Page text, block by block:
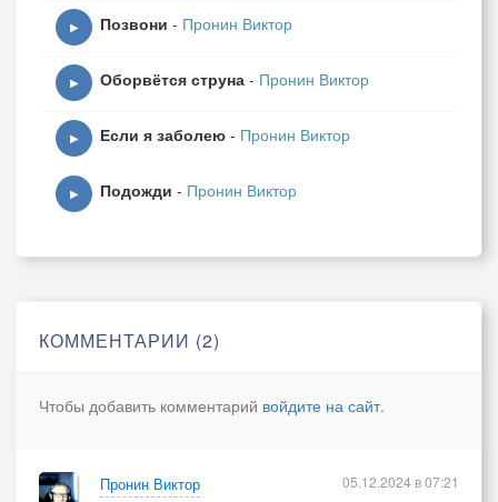
▶ Позвони - Пронин Виктор
▶ Оборвётся струна - Пронин Виктор
▶ Если я заболею - Пронин Виктор
▶ Подожди - Пронин Виктор
КОММЕНТАРИИ (2)
Чтобы добавить комментарий войдите на сайт.
Пронин Виктор
05.12.2024 в 07:21